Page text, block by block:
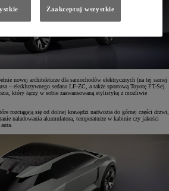
nowej architekturze dla samochodów elektrycznych (na tej samej
– ekskluzywnego sedana LF-ZC, a także sportową Toyotę FT-Se).
który łączy w sobie zaawansowaną stylistykę z możliwie
rozciągają się od dolnej krawędzi nadwozia do górnej części drzwi,
naładowania akumulatora, temperaturze w kabinie czy jakości
Zaakceptuj wszystkie